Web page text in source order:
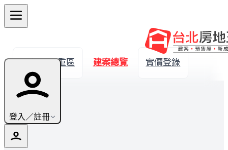
登入／註冊
← 返回三重區 建案總覽 實價登錄